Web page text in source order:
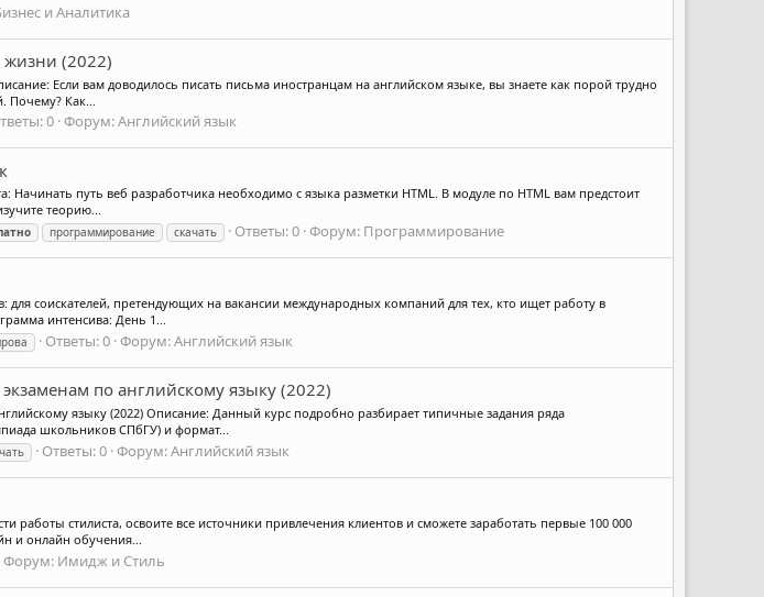
и Аналитика
жизни (2022)
Если вам доводилось писать письма иностранцам на английском языке, вы знаете как порой трудно
Почему? Как...
0 Форум:Английский язык
путь веб разработчика необходимо с языка разметки HTML. В модуле по HTML вам предстоит
теорию...
программирование скачать Ответы: 0 Форум: Программирование
соискателей, претендующих на вакансии международных компаний для тех, кто ищет работу в
интенсива: День 1...
Ответы: 0 Форум:Английский язык
по английскому языку (2022)
языку (2022) Описание: Данный курс подробно разбирает типичные задания ряда
школьников СПбГУ) и формат...
Ответы: 0 Форум:Английский язык
работы стилиста, освоите все источники привлечения клиентов и сможете заработать первые 100 000
и онлайн обучения...
Форум: Имидж и Стиль